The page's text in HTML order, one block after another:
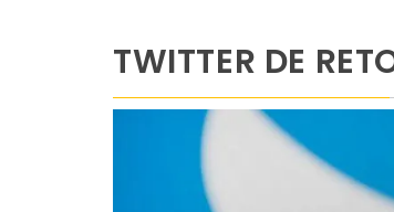
TWITTER DE